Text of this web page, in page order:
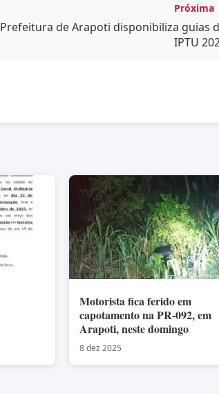
Prefeitura de Arapoti disponibiliza guias
IPTU
Motorista fica ferido em
capotamento na PR-092, em
Arapoti, neste domingo
8 dez 2025